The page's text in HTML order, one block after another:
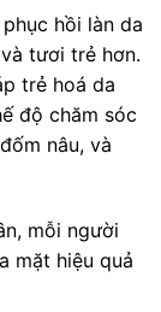
hồi làn da
tươi trẻ hơn.
trẻ hoá da
độ chăm sóc
nâu, và
mỗi người
mặt hiệu quả